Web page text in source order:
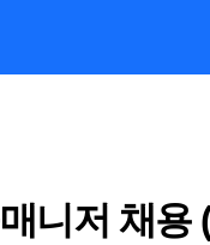
니저 채용